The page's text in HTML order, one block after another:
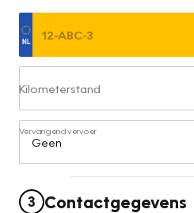
Kilometerstand
Vervangend vervoer
3 Contactgegevens